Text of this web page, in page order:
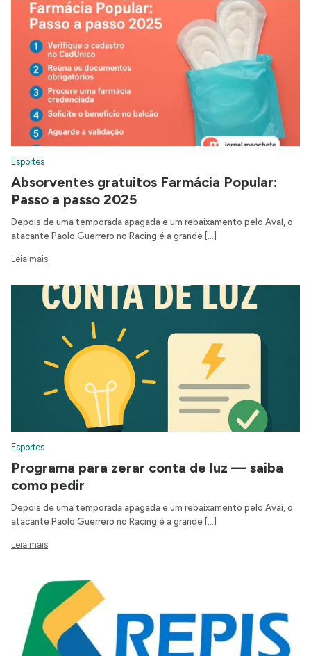
Esportes
Absorventes gratuitos Farmácia Popular:
Passo a passo 2025
Depois de uma temporada apagada e um rebaixamento pelo Avaí, o
atacante Paolo Guerrero no Racing é a grande […]
Leia mais
Esportes
Programa para zerar conta de luz — saiba
como pedir
Depois de uma temporada apagada e um rebaixamento pelo Avaí, o
atacante Paolo Guerrero no Racing é a grande […]
Leia mais